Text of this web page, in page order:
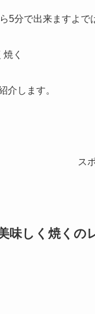
5分で出来ますよで
く
介します。
ス
味しく焼くの